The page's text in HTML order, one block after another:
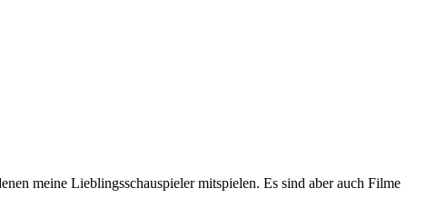
meine Lieblingsschauspieler mitspielen. Es sind aber auch Filme